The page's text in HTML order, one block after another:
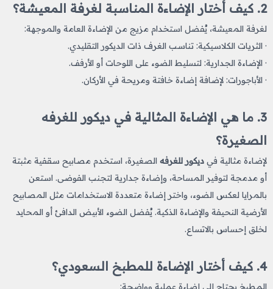
2. كيف أختار الإضاءة المناسبة لغرفة المعيشة؟
لغرفة المعيشة، يُفضل استخدام مزيج من الإضاءة العامة والموجهة:
· الثريات الكلاسيكية: تناسب الغرف ذات الديكور التقليدي.
· الإضاءة الجدارية: لتسليط الضوء على اللوحات أو الأرفف.
· الأباجورات: لإضافة إضاءة خافتة ومريحة في الأركان.
3. ما هي الإضاءة المثالية في ديكور للغرفه​
الصغيرة؟
لإضاءة مثالية في ديكور للغرفه​ الصغيرة، استخدم مصابيح سقفية مثبتة
أو مدمجة لتوفير المساحة، وإضاءة جدارية لتجنب الفوضى. استعن
بالمرايا لعكس الضوء، واختر إضاءة متعددة الاستخدامات مثل المصابيح
الأرضية النحيفة والإضاءة الذكية. يُفضل الضوء الأبيض الدافئ أو المحايد
لخلق إحساس بالاتساع.
4. كيف أختار الإضاءة للمطبخ السعودي؟